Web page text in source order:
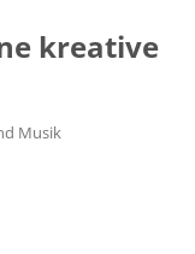
kreative
Musik